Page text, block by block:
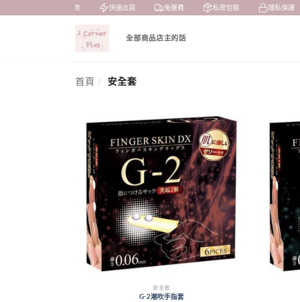
貨到付款 快速出貨 免運費 私密包裝 隱私保護
全部商品店主的話
首頁 / 安全套
安全套
G-2潮吹手指套